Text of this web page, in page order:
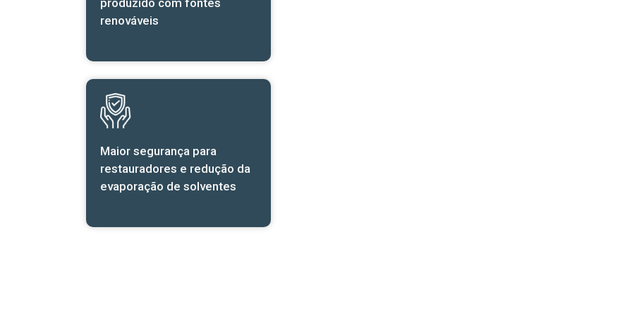
produzido com fontes
renováveis
Maior segurança para
restauradores e redução da
evaporação de solventes